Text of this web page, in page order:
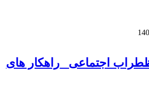
اجتماعی _راهکار های